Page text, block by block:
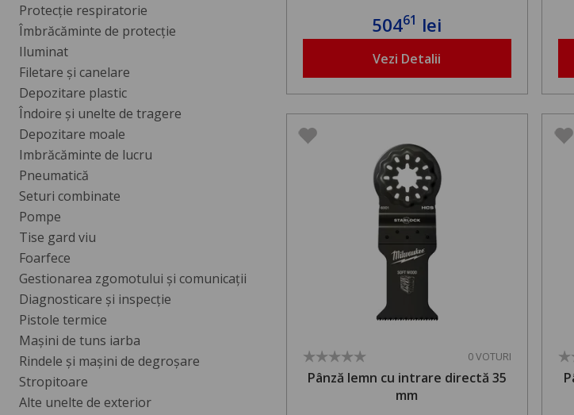
Protecție respiratorie
Îmbrăcăminte de protecție
Iluminat
Filetare și canelare
Depozitare plastic
Îndoire și unelte de tragere
Depozitare moale
Imbrăcăminte de lucru
Pneumatică
Seturi combinate
Pompe
Tise gard viu
Foarfece
Gestionarea zgomotului și comunicații
Diagnosticare și inspecție
Pistole termice
Mașini de tuns iarba
Rindele și mașini de degroșare
Stropitoare
Alte unelte de exterior
50461 lei
Vezi Detalii
0 VOTURI
Pânză lemn cu intrare directă 35
mm